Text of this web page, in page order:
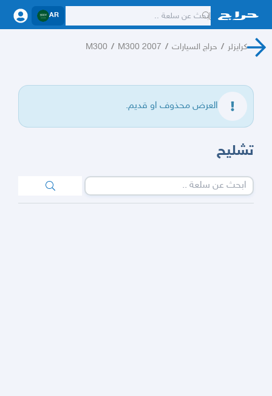
AR
كرايزلر / حراج السيارات /
M300 2007
/
M300
العرض محذوف او قديم.
تشليح